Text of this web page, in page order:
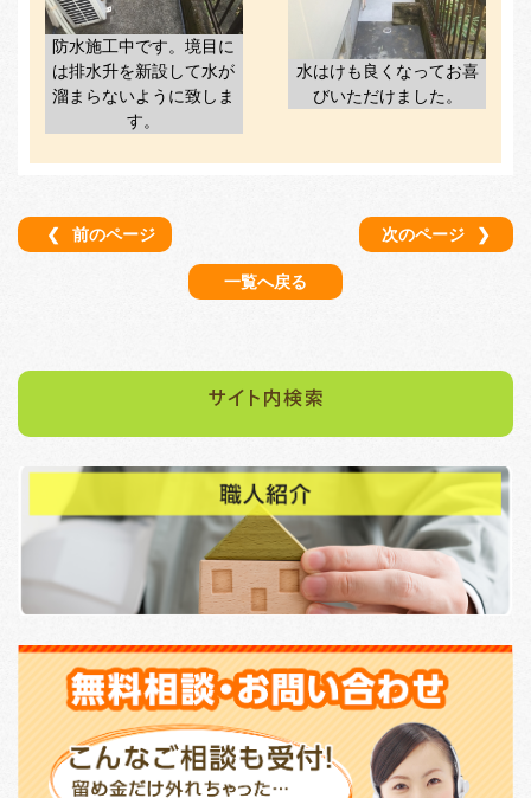
防水施工中です。境目に
は排水升を新設して水が
溜まらないように致しま
す。
水はけも良くなってお喜
びいただけました。
❮ 前のページ 次のページ ❯
一覧へ戻る